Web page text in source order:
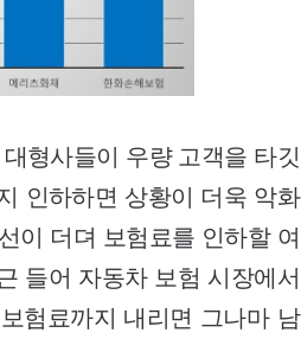
형사들이 우량 고객을 타깃
인하하면 상황이 더욱 악화
이 더뎌 보험료를 인하할 여
들어 자동차 보험 시장에서
험료까지 내리면 그나마 남